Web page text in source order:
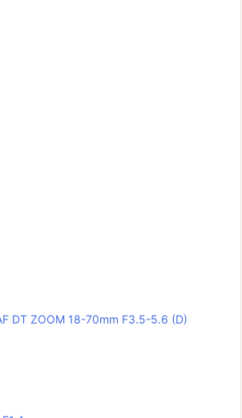
DT ZOOM 18-70mm F3.5-5.6 (D)